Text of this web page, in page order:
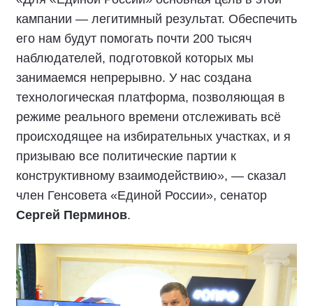
кампании — легитимный результат. Обеспечить
его нам будут помогать почти 200 тысяч
наблюдателей, подготовкой которых мы
занимаемся непрерывно. У нас создана
технологическая платформа, позволяющая в
режиме реального времени отслеживать всё
происходящее на избирательных участках, и я
призываю все политические партии к
конструктивному взаимодействию», — сказал
член Генсовета «Единой России», сенатор
Сергей Перминов.